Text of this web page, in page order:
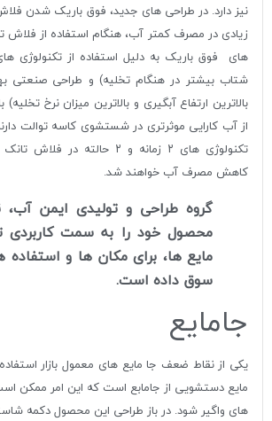
نیز دارد. در طراحی های جدید، فوق باریک شدن
زیادی در مصرف کمتر آب، هنگام استفاده از فلاش
های فوق باریک به دلیل استفاده از تکنولوژی
شتاب بیشتر در هنگام تخلیه) و طراحی صنعتی
بالاترین ارتفاع آبگیری و بالاترین میزان نرخ تخلیه)
از آب کارایی موثرتری در شستشوی کاسه توالت
تکنولوژی های ۲ زمانه و ۲
کاهش مصرف آب خواهند شد.
گروه طراحی و تولیدی ایمن آب،
محصول خود را به سمت کاربردی
مایع ها، برای مکان ها و
سوق داده است.
جامایع
یکی از نقاط ضعف جا مایع های معمول بازار
مایع دستشویی از جامابع است که این امر ممکن
های واگیر شود. در باز طراحی این محصول دکمه